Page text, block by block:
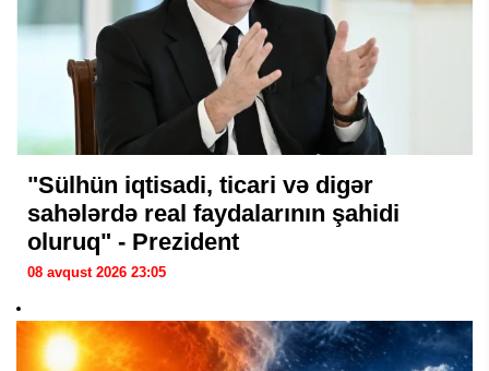
"Sülhün iqtisadi, ticari və digər
sahələrdə real faydalarının şahidi
oluruq" - Prezident
08 avqust 2026 23:05